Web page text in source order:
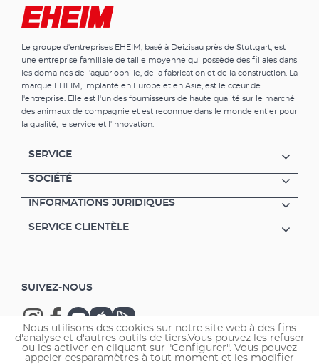
niveau du seau. Forme triangulaire arrondie
permettant l’accès dans les coins. Colis
EHEIM: longueur : 582 mm, extensible avec
des accessoires du InstallationsSET
Le groupe d'entreprises EHEIM, basé à Deizisau près de Stuttgart, est
une entreprise familiale de taille moyenne qui possède des filiales dans
les domaines de l'aquariophilie, de la fabrication et de la construction. La
marque EHEIM, implanté en Europe et en Asie, est le cœur de
l'entreprise. Elle est l'un des fournisseurs de haute qualité sur le marché
des animaux de compagnie et est reconnue dans le monde entier pour
la qualité, le service et l'innovation.
SERVICE
SOCIÉTÉ
INFORMATIONS JURIDIQUES
SERVICE CLIENTÈLE
SUIVEZ-NOUS
Nous utilisons des cookies sur notre site web à des fins
d'analyse et d'autres outils de tiers.Vous pouvez les refuser
ou les activer en cliquant sur "Configurer". Vous pouvez
appeler cesparamètres à tout moment et les modifier